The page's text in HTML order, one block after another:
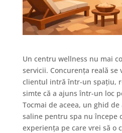
Un centru wellness nu mai
servicii. Concurența reală se
clientul intră într-un spațiu,
simte că a ajuns într-un loc
Tocmai de aceea, un ghid
saline pentru spa nu începe
experiența pe care vrei să o